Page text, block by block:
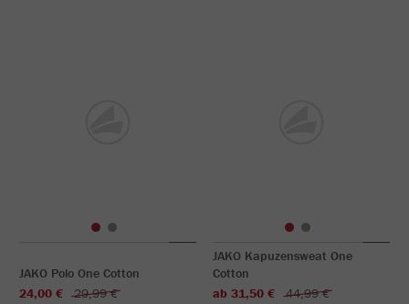
JAKO Polo One Cotton
24,00 €
29,99 €
JAKO Kapuzensweat One
Cotton
ab 31,50 €
44,99 €